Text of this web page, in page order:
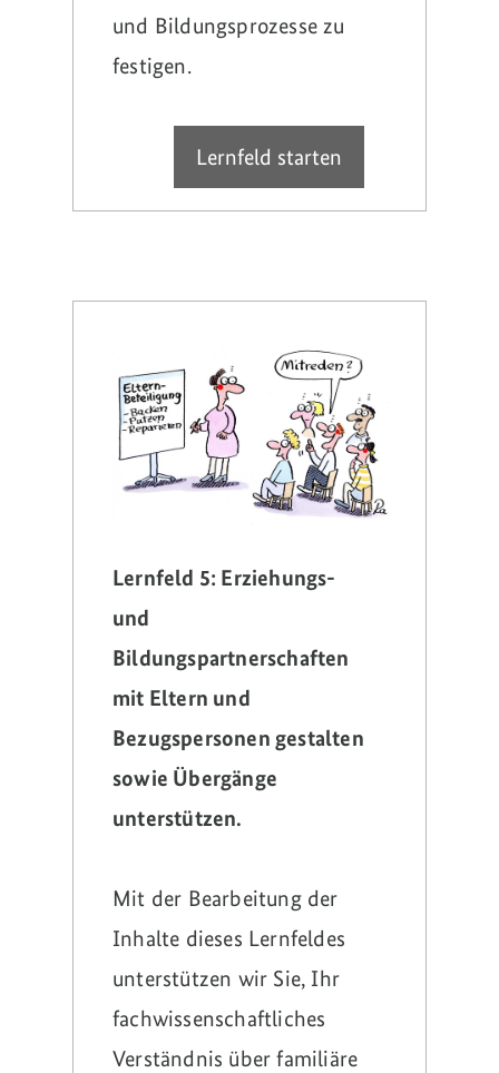
und Bildungsprozesse zu
festigen.
Lernfeld 5: Erziehungs-
und
Bildungspartnerschaften
mit Eltern und
Bezugspersonen gestalten
sowie Übergänge
unterstützen.
Mit der Bearbeitung der
Inhalte dieses Lernfeldes
unterstützen wir Sie, Ihr
fachwissenschaftliches
Verständnis über familiäre